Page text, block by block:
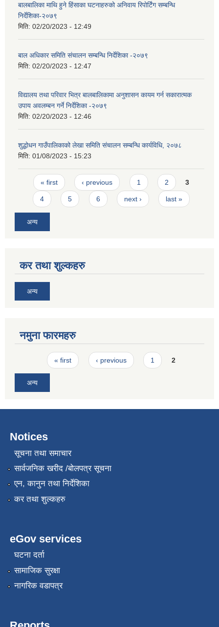
बालबालिका माथि हुने हिंसाका घटनाहरुको अनिवाय रिपोर्टिंग सम्बन्धि
निर्देशिका-२०७९
मिति: 02/20/2023 - 12:49
बाल अधिकार समिति संचालन सम्बन्धि निर्देशिका -२०७९
मिति: 02/20/2023 - 12:47
विद्यालय तथा परिवार भित्र बालबालिकामा अनुशासन कायम गर्न सकारात्मक
उपाय अवलम्बन गर्ने निर्देशिका -२०७९
मिति: 02/20/2023 - 12:46
शुद्धोधन गाउँपालिकाको लेखा समिति संचालन सम्बन्धि कार्यविधि, २०७८
मिति: 01/08/2023 - 15:23
Pages
« first ‹ previous 1 2 3
4 5 6 next › last »
अन्य
कर तथा शुल्कहरु
अन्य
नमुना फारमहरु
Pages« first ‹ previous 1 2
अन्य
Notices
सूचना तथा समाचार
सार्वजनिक खरीद /बोलपत्र सूचना
एन, कानुन तथा निर्देशिका
कर तथा शुल्कहरु
eGov services
घटना दर्ता
सामाजिक सुरक्षा
नागरिक वडापत्र